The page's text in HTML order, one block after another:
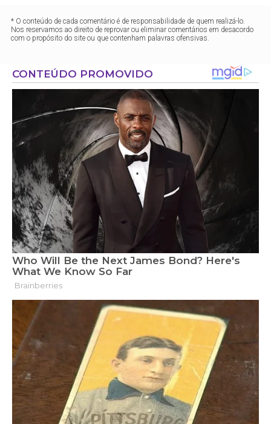
* O conteúdo de cada comentário é de responsabilidade de quem realizá-lo.
Nos reservamos ao direito de reprovar ou eliminar comentários em desacordo
com o propósito do site ou que contenham palavras ofensivas.